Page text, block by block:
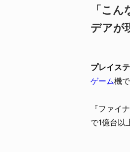
「こ
デアが
プレイス
ゲーム機
『ファイ
で1億台以